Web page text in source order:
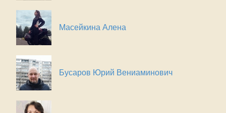
Масейкина Алена
Бусаров Юрий Вениаминович